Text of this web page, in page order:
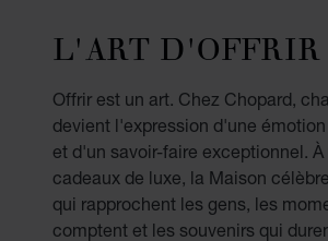
L'ART D'OFFRIR
Offrir est un art. Chez Chopard,
devient l'expression d'une
et d'un savoir-faire exceptionnel. À
cadeaux de luxe, la Maison
qui rapprochent les gens, les
comptent et les souvenirs qui